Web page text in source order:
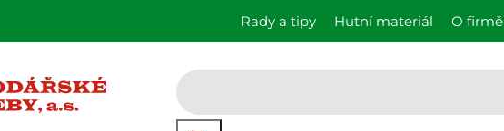
Rady a tipy Hutní materiál O firmě